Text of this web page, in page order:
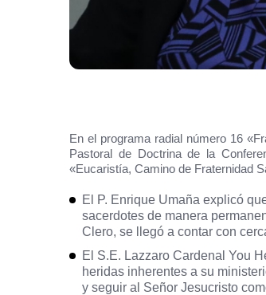
En el programa radial número 16
Pastoral de Doctrina de la
«Eucaristía, Camino de Fraternidad
El P. Enrique Umaña explicó
sacerdotes de manera
Clero, se llegó a contar con
El S.E. Lazzaro Cardenal You
heridas inherentes a su
y seguir al Señor Jesucristo